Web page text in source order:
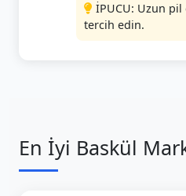
İPUCU: Uzun
tercih edin.
En İyi Baskül